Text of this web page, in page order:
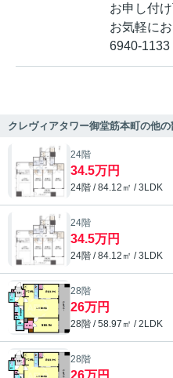
お申し付け
お気軽に
6940-1133
クレヴィアタワー御堂筋本町の他の
24階
34.5万円
24階 / 84.12㎡ / 3LDK
24階
34.5万円
24階 / 84.12㎡ / 3LDK
28階
26万円
28階 / 58.97㎡ / 2LDK
28階
26万円